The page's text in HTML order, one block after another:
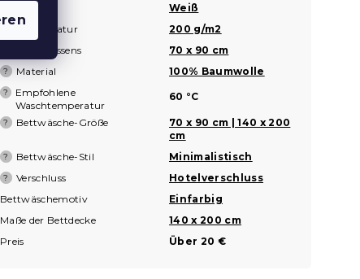
Weiß
Grammatur
200 g/m2
Maße des Kissens
70 x 90 cm
? Material 100% Baumwolle
?
Empfohlene
Waschtemperatur
60 °C
? Bettwäsche-Größe
70 x 90 cm | 140 x 200
cm
? Bettwäsche-Stil Minimalistisch
? Verschluss
Hotelverschluss
Bettwäschemotiv
Einfarbig
Maße der Bettdecke
140 x 200 cm
Preis
Über 20 €